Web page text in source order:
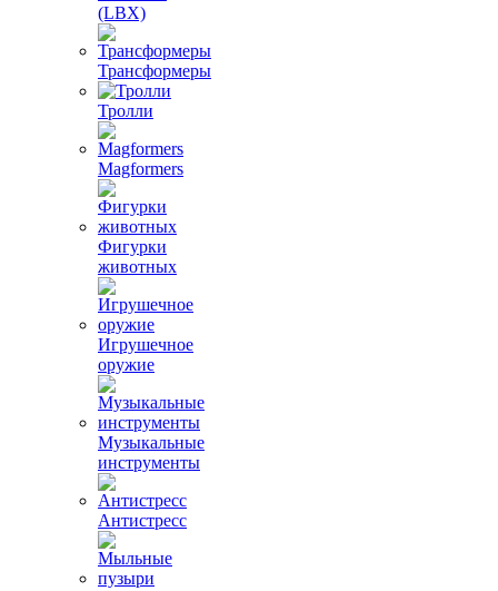
(LBX)
Трансформеры
Тролли
Magformers
Фигурки
животных
Игрушечное
оружие
Музыкальные
инструменты
Антистресс